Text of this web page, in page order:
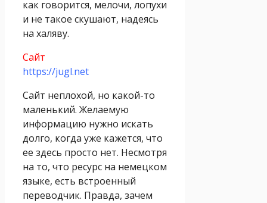
как говорится, мелочи, лопухи
и не такое скушают, надеясь
на халяву.
Сайт
https://jugl.net
Сайт неплохой, но какой-то
маленький. Желаемую
информацию нужно искать
долго, когда уже кажется, что
ее здесь просто нет. Несмотря
на то, что ресурс на немецком
языке, есть встроенный
переводчик. Правда, зачем